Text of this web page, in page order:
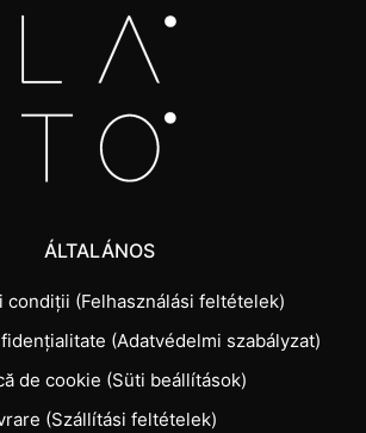
ÁLTALÁNOS
condiții (Felhasználási feltételek)
(Adatvédelmi szabályzat)
de cookie (Süti beállítások)
(Szállítási feltételek)